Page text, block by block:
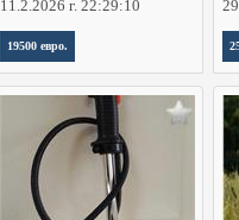
11.2.2026 г. 22:29:10
19500 евро.